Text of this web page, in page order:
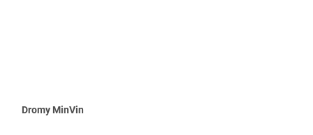
Dromy MinVin